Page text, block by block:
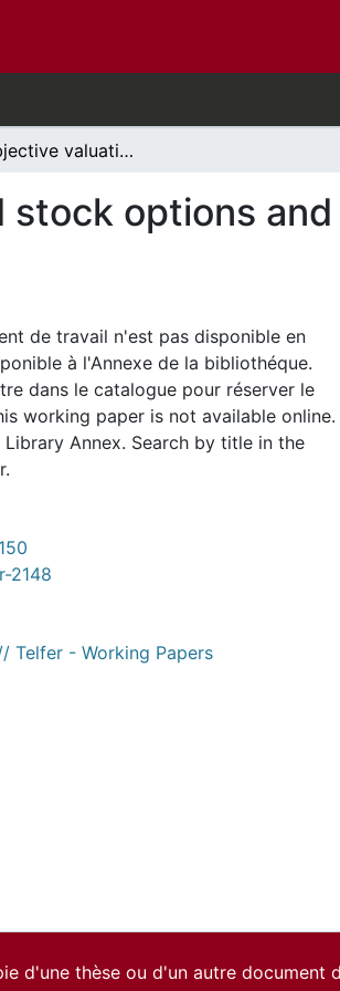
On the subjective valuation of indexed stock options and their incentive effects
stock options
de travail n'est pas disponible en
à l'Annexe de la bibliothéque.
dans le catalogue pour réserver le
working paper is not available online.
Annex. Search by title in the
2148
Telfer - Working Papers
d'une thèse ou d'un autre document